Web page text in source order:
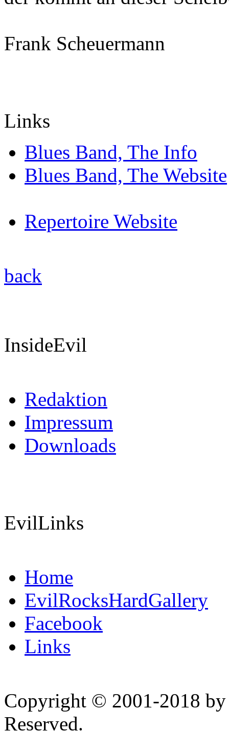
Frank Scheuermann
Links
Blues Band, The Info
Blues Band, The Website
Repertoire Website
back
InsideEvil
Redaktion
Impressum
Downloads
EvilLinks
Home
EvilRocksHardGallery
Facebook
Links
Copyright © 2001-2018
Reserved.